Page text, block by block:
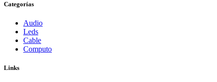
Categorías
Audio
Leds
Cable
Computo
Links